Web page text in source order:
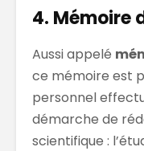
4. Mémoire
Aussi appelé
ce mémoire est
personnel
démarche de
scientifique :